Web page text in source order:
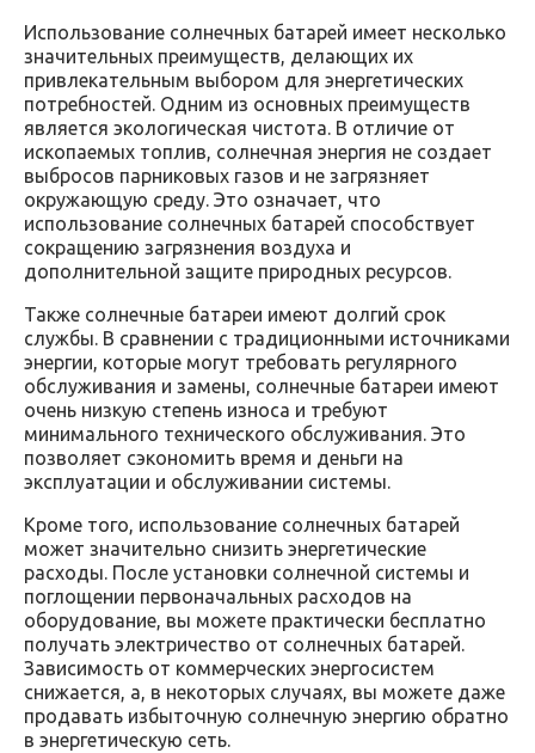
Использование солнечных батарей имеет несколько
значительных преимуществ, делающих их
привлекательным выбором для энергетических
потребностей. Одним из основных преимуществ
является экологическая чистота. В отличие от
ископаемых топлив, солнечная энергия не создает
выбросов парниковых газов и не загрязняет
окружающую среду. Это означает, что
использование солнечных батарей способствует
сокращению загрязнения воздуха и
дополнительной защите природных ресурсов.
Также солнечные батареи имеют долгий срок
службы. В сравнении с традиционными источниками
энергии, которые могут требовать регулярного
обслуживания и замены, солнечные батареи имеют
очень низкую степень износа и требуют
минимального технического обслуживания. Это
позволяет сэкономить время и деньги на
эксплуатации и обслуживании системы.
Кроме того, использование солнечных батарей
может значительно снизить энергетические
расходы. После установки солнечной системы и
поглощении первоначальных расходов на
оборудование, вы можете практически бесплатно
получать электричество от солнечных батарей.
Зависимость от коммерческих энергосистем
снижается, а, в некоторых случаях, вы можете даже
продавать избыточную солнечную энергию обратно
в энергетическую сеть.